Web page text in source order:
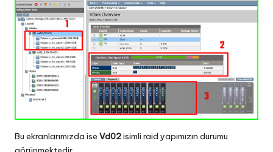
Bu ekranlarımızda ise Vd02isimli raid yapımızın durumu